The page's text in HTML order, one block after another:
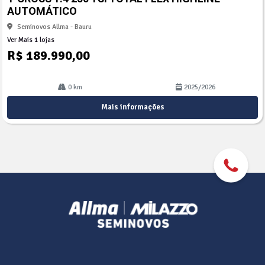
lhe
AUTOMÁTICO
Seminovos Allma - Bauru
Ver Mais 1 lojas
R$ 189.990,00
0 km 2025/2026
Mais informações